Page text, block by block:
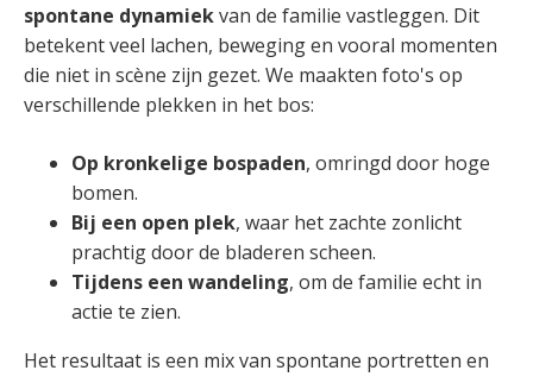
spontane dynamiekvan de familie vastleggen. Dit
betekent veel lachen, beweging en vooral momenten
die niet in scène zijn gezet. We maakten foto's op
verschillende plekken in het bos:
Op kronkelige bospaden, omringd door hoge
bomen.
Bij een open plek, waar het zachte zonlicht
prachtig door de bladeren scheen.
Tijdens een wandeling, om de familie echt in
actie te zien.
Het resultaat is een mix van spontane portretten en